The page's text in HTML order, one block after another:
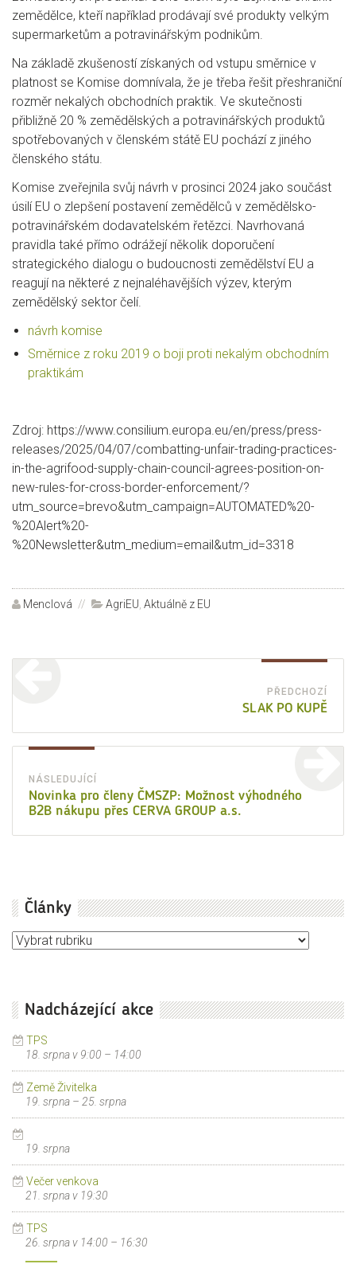
zemědělce, kteří například prodávají své produkty velkým
supermarketům a potravinářským podnikům.
Na základě zkušeností získaných od vstupu směrnice v
platnost se Komise domnívala, že je třeba řešit přeshraniční
rozměr nekalých obchodních praktik. Ve skutečnosti
přibližně 20 % zemědělských a potravinářských produktů
spotřebovaných v členském státě EU pochází z jiného
členského státu.
Komise zveřejnila svůj návrh v prosinci 2024 jako součást
úsilí EU o zlepšení postavení zemědělců v zemědělsko-
potravinářském dodavatelském řetězci. Navrhovaná
pravidla také přímo odrážejí několik doporučení
strategického dialogu o budoucnosti zemědělství EU a
reagují na některé z nejnaléhavějších výzev, kterým
zemědělský sektor čelí.
návrh komise
Směrnice z roku 2019 o boji proti nekalým obchodním
praktikám
Zdroj: https://www.consilium.europa.eu/en/press/press-
releases/2025/04/07/combatting-unfair-trading-practices-
in-the-agrifood-supply-chain-council-agrees-position-on-
new-rules-for-cross-border-enforcement/?
utm_source=brevo&utm_campaign=AUTOMATED%20-
%20Alert%20-
%20Newsletter&utm_medium=email&utm_id=3318
Autor:
Menclová Rubriky:
AgriEU Aktuálně z EU
PŘEDCHOZÍ
SLAK PO KUPĚ
NÁSLEDUJÍCÍ
Následující
příspěvek:
Novinka pro členy ČMSZP: Možnost výhodného
B2B nákupu přes CERVA GROUP a.s.
Články
Články
Nadcházející akce
TPS
18. srpna v 9:00 – 14:00
Země Živitelka
19. srpna – 25. srpna
19. srpna
Večer venkova
21. srpna v 19:30
TPS
26. srpna v 14:00 – 16:30